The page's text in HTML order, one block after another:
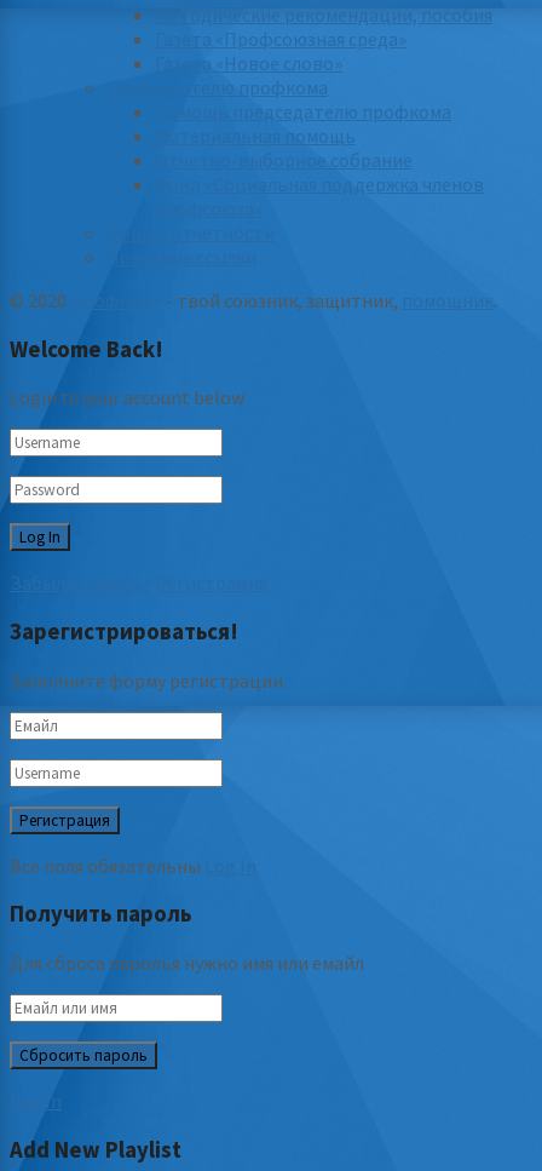
Методические рекомендации, пособия
Газета «Профсоюзная среда»
Газета «Новое слово»
Председателю профкома
Помощь председателю профкома
Материальная помощь
Отчетно-выборное собрание
Фонд «Социальная поддержка членов
© 2020
- твой союзник, защитник, помощник.
Welcome Back!
Login to your account below
Забыли пароль?
Зарегистрироваться!
Заполните форму регистрации
Все поля обязательны Log In
Получить пароль
Для сброса паролья нужно имя или емайл
Log In
Add New Playlist